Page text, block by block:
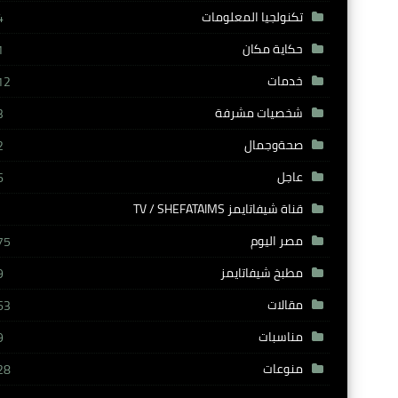
تكنولجيا المعلومات
حكاية مكان
خدمات
شخصيات مشرفة
صحةوجمال
عاجل
قناة شيفاتايمز TV / SHEFATAIMS
مصر اليوم
مطبخ شيفاتايمز
مقالات
مناسبات
منوعات